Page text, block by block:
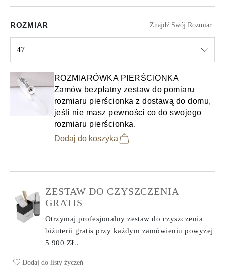
ROZMIAR Znajdź Swój Rozmiar
47
ROZMIARÓWKA PIERŚCIONKA
Zamów bezpłatny zestaw do pomiaru
rozmiaru pierścionka z dostawą do domu,
jeśli nie masz pewności co do swojego
rozmiaru pierścionka.
Dodaj do koszyka
ZESTAW DO CZYSZCZENIA
GRATIS
Otrzymaj profesjonalny zestaw do czyszczenia
biżuterii gratis przy każdym zamówieniupowyżej
5 900 ZŁ.
Dodaj do listy życzeń